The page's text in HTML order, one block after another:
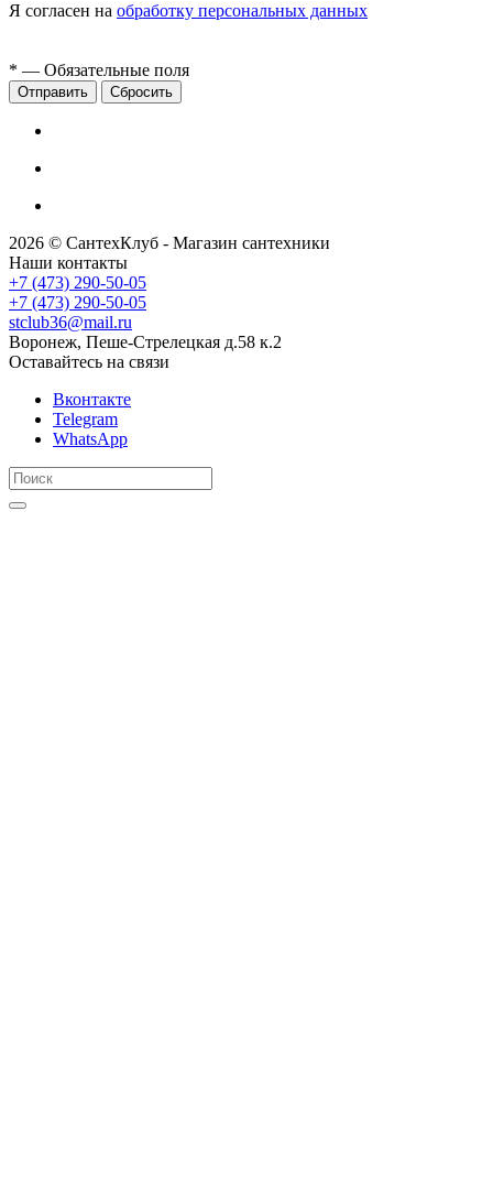
Я согласен на обработку персональных данных
* — Обязательные поля
Сбросить
2026 © СантехКлуб - Магазин сантехники
Наши контакты
+7 (473) 290-50-05
+7 (473) 290-50-05
stclub36@mail.ru
Воронеж, Пеше-Стрелецкая д.58 к.2
Оставайтесь на связи
Вконтакте
Telegram
WhatsApp